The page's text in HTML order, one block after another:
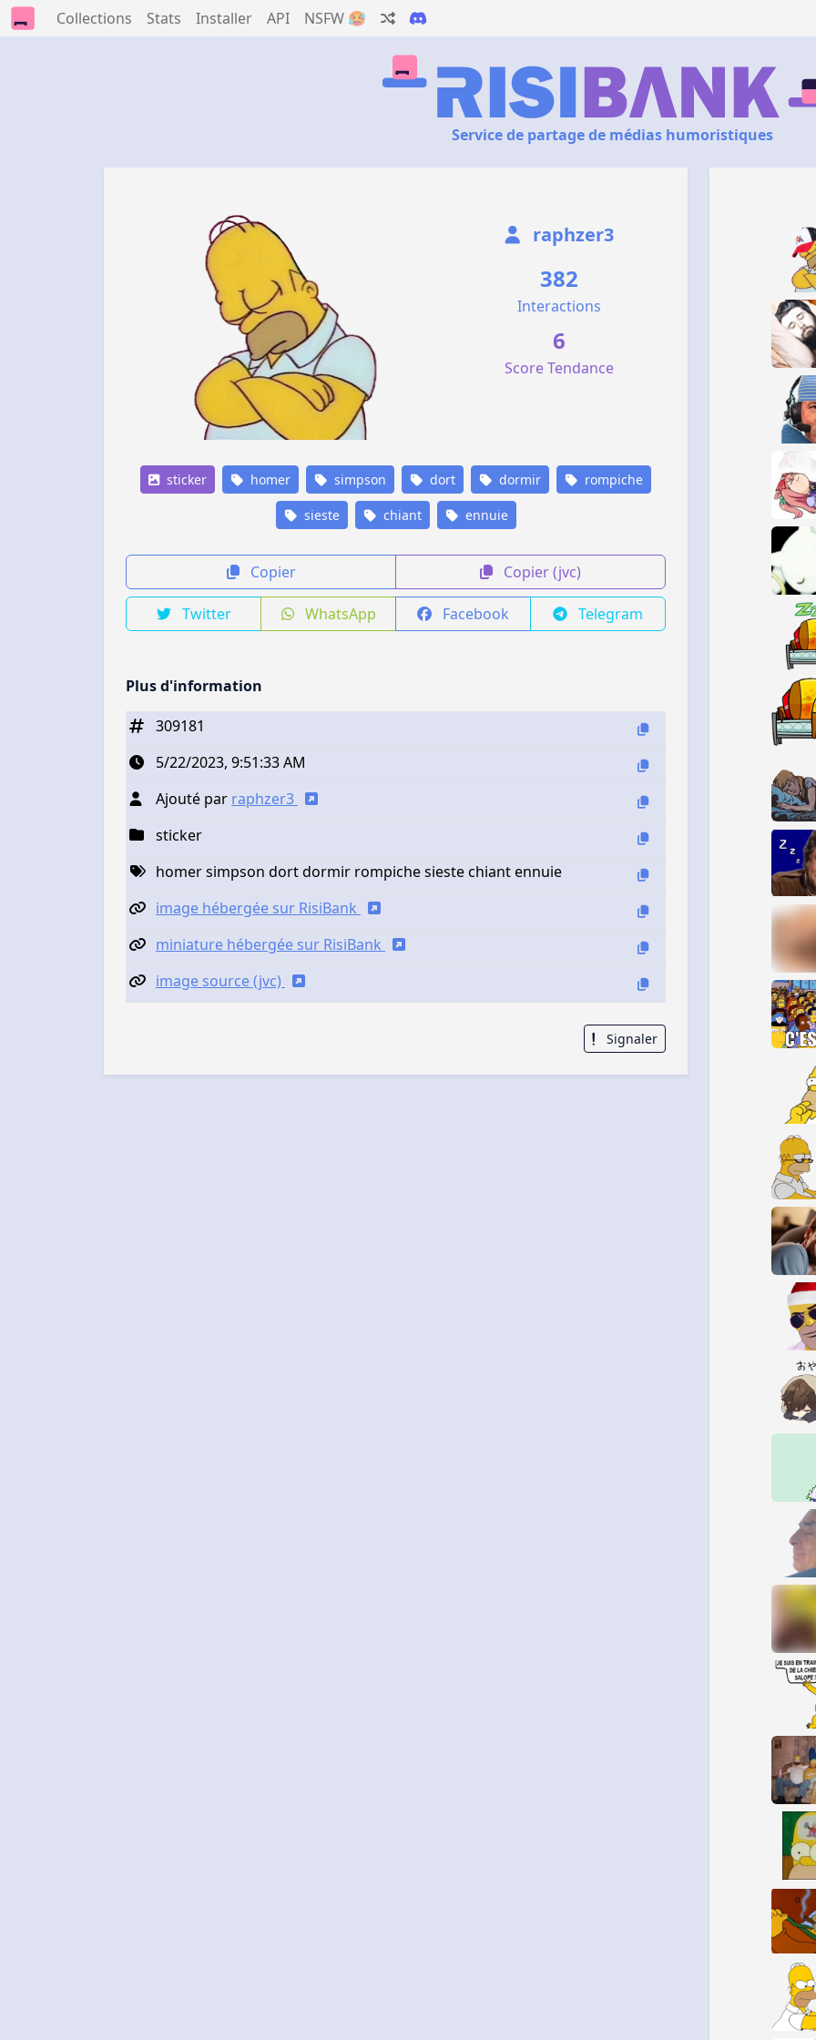
Collections Stats Installer API NSFW 🥵
Service de partage de médias humoristiques
raphzer3
382
Interactions
6
Score Tendance
sticker homer simpson dort dormir rompiche
sieste chiant ennuie
Copier Copier (jvc)
Twitter WhatsApp Facebook Telegram
Plus d'information
309181
5/22/2023, 9:51:33 AM
Ajouté par raphzer3
sticker
homer simpson dort dormir rompiche sieste chiant ennuie
image hébergée sur RisiBank
miniature hébergée sur RisiBank
image source (jvc)
Signaler